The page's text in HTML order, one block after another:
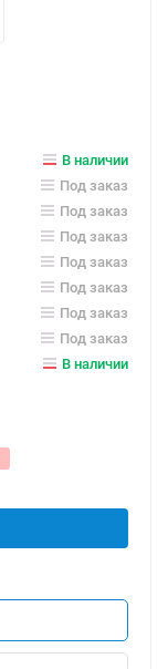
В наличии
Под заказ
Под заказ
Под заказ
Под заказ
Под заказ
Под заказ
Под заказ
В наличии